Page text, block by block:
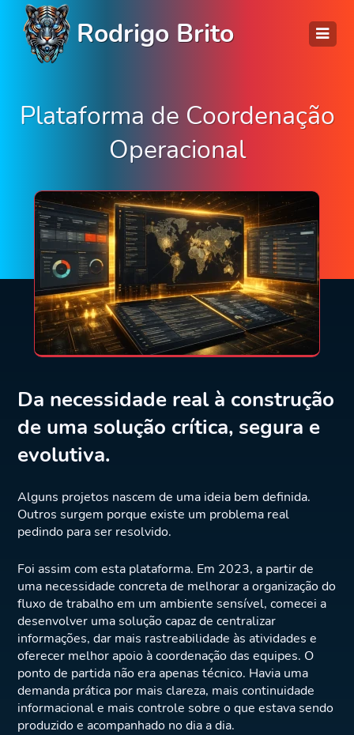
Rodrigo Brito
Plataforma de Coordenação
Operacional
Da necessidade real à construção
de uma solução crítica, segura e
evolutiva.
Alguns projetos nascem de uma ideia bem definida.
Outros surgem porque existe um problema real
pedindo para ser resolvido.
Foi assim com esta plataforma. Em 2023, a partir de
uma necessidade concreta de melhorar a organização do
fluxo de trabalho em um ambiente sensível, comecei a
desenvolver uma solução capaz de centralizar
informações, dar mais rastreabilidade às atividades e
oferecer melhor apoio à coordenação das equipes. O
ponto de partida não era apenas técnico. Havia uma
demanda prática por mais clareza, mais continuidade
informacional e mais controle sobre o que estava sendo
produzido e acompanhado no dia a dia.